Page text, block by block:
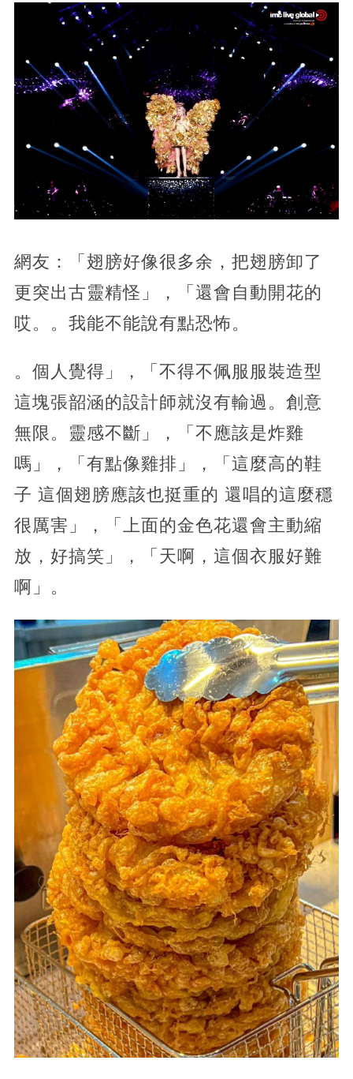
網友：「翅膀好像很多余，把翅膀卸了
更突出古靈精怪」，「還會自動開花的
哎。。我能不能說有點恐怖。
。個人覺得」，「不得不佩服服裝造型
這塊張韶涵的設計師就沒有輸過。創意
無限。靈感不斷」，「不應該是炸雞
嗎」，「有點像雞排」，「這麼高的鞋
子 這個翅膀應該也挺重的 還唱的這麼穩
很厲害」，「上面的金色花還會主動縮
放，好搞笑」，「天啊，這個衣服好難
啊」。